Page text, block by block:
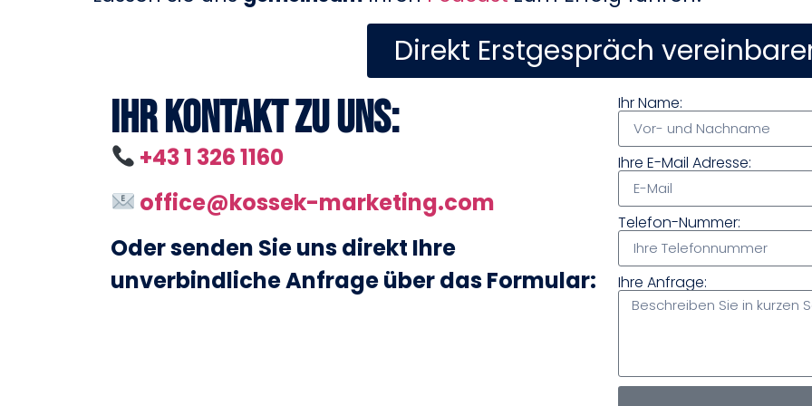
Direkt Erstgespräch
Ihr Kontakt zu uns:
+43 1 326 1160
office@kossek-marketing.com
Oder senden Sie uns direkt Ihre
unverbindliche Anfrage über das Formular:
Ihr Name:
Ihre E-Mail Adresse:
Telefon-Nummer:
Ihre Anfrage: